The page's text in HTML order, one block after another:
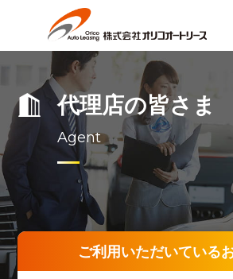
代理店の皆さま
Agent
ご利用いただいている